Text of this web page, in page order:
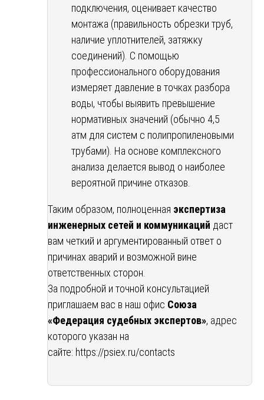
подключения, оценивает качество
монтажа (правильность обрезки труб,
наличие уплотнителей, затяжку
соединений). С помощью
профессионального оборудования
измеряет давление в точках разбора
воды, чтобы выявить превышение
нормативных значений (обычно 4,5
атм для систем с полипропиленовыми
трубами). На основе комплексного
анализа делается вывод о наиболее
вероятной причине отказов.
Таким образом, полноценная экспертиза
инженерных сетей и коммуникаций даст
вам четкий и аргументированный ответ о
причинах аварий и возможной вине
ответственных сторон.
За подробной и точной консультацией
приглашаем вас в наш офис Союза
«Федерация судебных экспертов», адрес
которого указан на
сайте: https://psiex.ru/contacts